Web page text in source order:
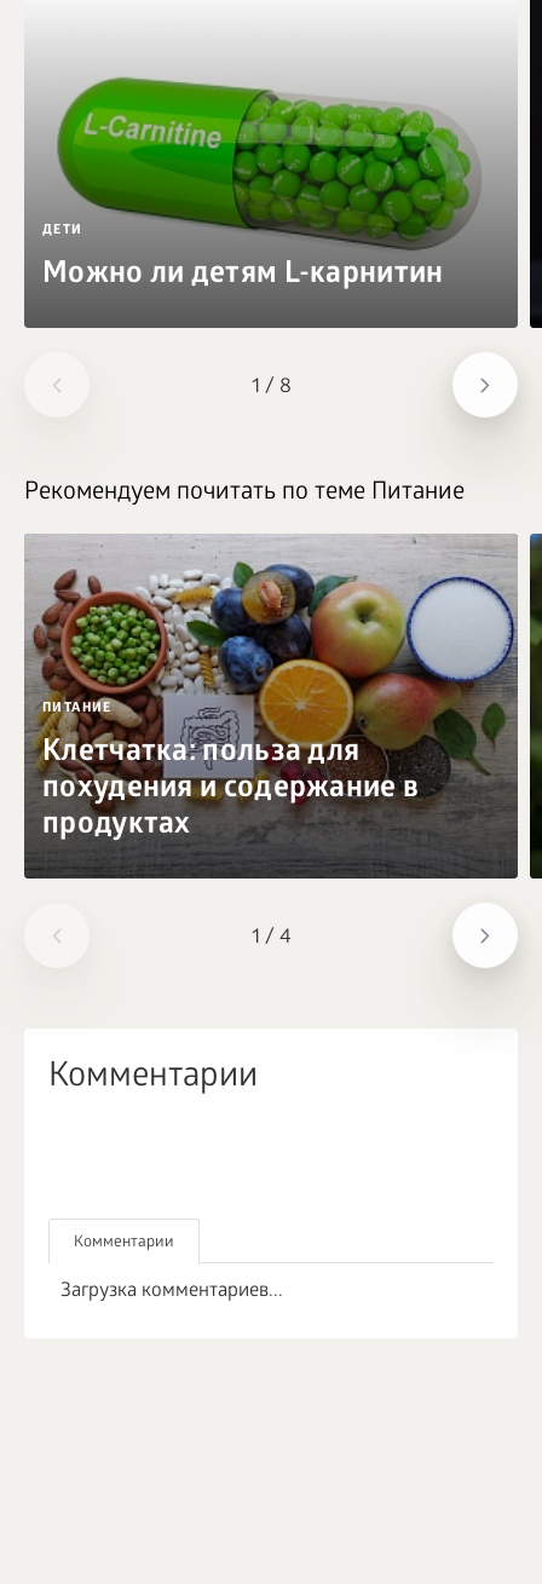
1 / 8
ДЕТИ
Можно ли детям L-карнитин
1 / 4
Рекомендуем почитать по теме Питание
ПИТАНИЕ
Клетчатка: польза для
похудения и содержание в
продуктах
Комментарии
Комментарии
Загрузка комментариев...